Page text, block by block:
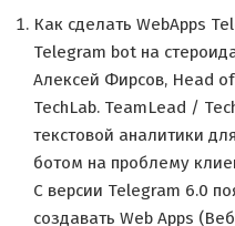
Как сделать WebApps
Telegram bot на
Алексей Фирсов, Head
TechLab. TeamLead /
текстовой аналитики
ботом на проблему
С версии Telegram 6.0
создавать Web Apps